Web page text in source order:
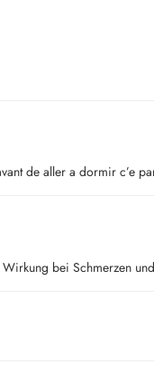
de aller a dormir c’e
bei Schmerzen